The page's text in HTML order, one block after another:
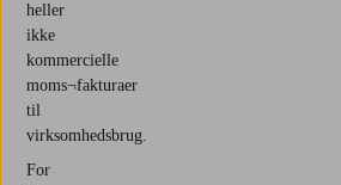
heller
ikke
kommercielle
moms¬fakturaer
til
virksomhedsbrug.
For